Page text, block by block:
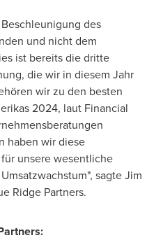
des
und nicht dem
ist bereits die dritte
die wir in diesem Jahr
wir zu den besten
2024, laut Financial
haben wir diese
unsere wesentliche
sagteJim
Ridge Partners.